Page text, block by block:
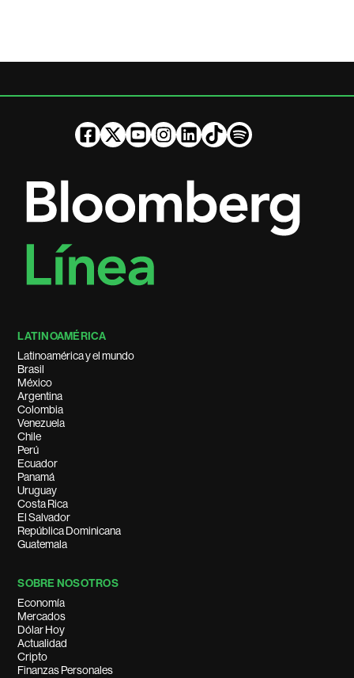
LATINOAMÉRICA
Latinoamérica y el mundo
Brasil
México
Argentina
Colombia
Venezuela
Chile
Perú
Ecuador
Panamá
Uruguay
Costa Rica
El Salvador
República Dominicana
Guatemala
SOBRE NOSOTROS
Economía
Mercados
Dólar Hoy
Actualidad
Cripto
Finanzas Personales